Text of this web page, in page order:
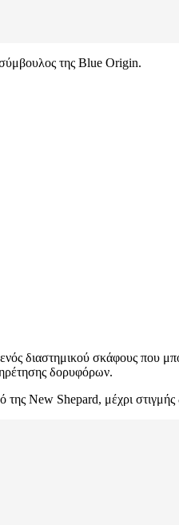
σύμβουλος της Blue Origin.
σκάφους που
δορυφόρων.
New Shepard, μέχρι